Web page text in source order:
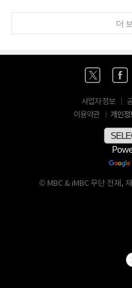
더
사업자 정보
이용약관
개인정
© MBC & iMBC 무단 전재,